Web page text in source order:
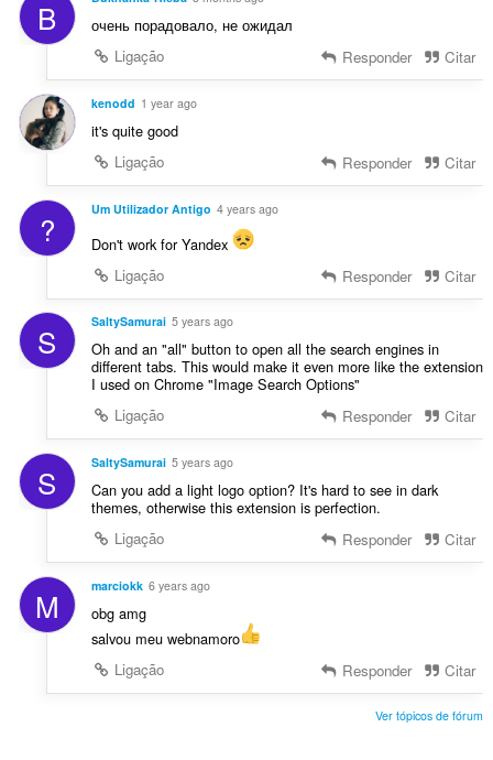
e
:
B
очень порадовало, не ожидал
Ligação
Responder Citar
kenodd 1 year ago
it's quite good
Ligação
Responder Citar
? Um Utilizador Antigo 4 years ago
Don't work for Yandex
Ligação
Responder Citar
S SaltySamurai 5 years ago
Oh and an "all" button to open all the search engines in
different tabs. This would make it even more like the extension
I used on Chrome "Image Search Options"
Ligação
Responder Citar
S SaltySamurai 5 years ago
Can you add a light logo option? It's hard to see in dark
themes, otherwise this extension is perfection.
Ligação
Responder Citar
M marciokk 6 years ago
obg amg
salvou meu webnamoro
Ligação
Responder Citar
Ver tópicos de fórum